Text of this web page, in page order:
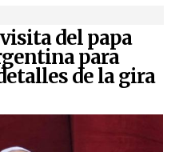
del papa
para
de la gira